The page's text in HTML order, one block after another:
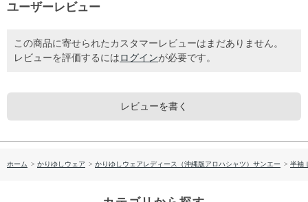
ユーザーレビュー
この商品に寄せられたカスタマーレビューはまだありません。
レビューを評価するには ログインが必要です。
レビューを書く
ホーム > かりゆしウェア > かりゆしウェアレディース（沖縄版アロハシャツ）サンエー > 半袖